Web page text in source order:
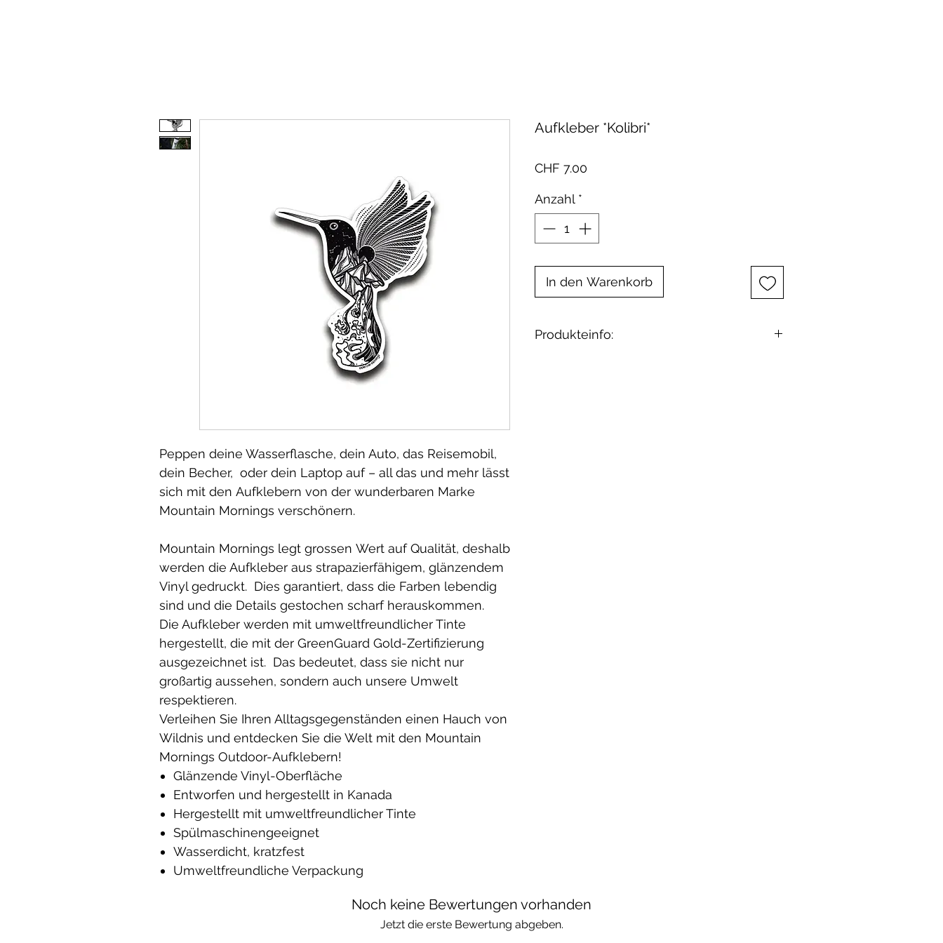
Peppen deine Wasserflasche, dein Auto, das Reisemobil,
dein Becher, oder dein Laptop auf – all das und mehr lässt
sich mit den Aufklebern von der wunderbaren Marke
Mountain Mornings verschönern.
Mountain Mornings legt grossen Wert auf Qualität, deshalb
werden die Aufkleber aus strapazierfähigem, glänzendem
Vinyl gedruckt. Dies garantiert, dass die Farben lebendig
sind und die Details gestochen scharf herauskommen.
Die Aufkleber werden mit umweltfreundlicher Tinte
hergestellt, die mit der GreenGuard Gold-Zertifizierung
ausgezeichnet ist. Das bedeutet, dass sie nicht nur
großartig aussehen, sondern auch unsere Umwelt
respektieren.
Verleihen Sie Ihren Alltagsgegenständen einen Hauch von
Wildnis und entdecken Sie die Welt mit den Mountain
Mornings Outdoor-Aufklebern!
Glänzende Vinyl-Oberfläche
Entworfen und hergestellt in Kanada
Hergestellt mit umweltfreundlicher Tinte
Spülmaschinengeeignet
Wasserdicht, kratzfest
Umweltfreundliche Verpackung
Aufkleber *Kolibri*
CHF 7.00
Anzahl *
In den Warenkorb
Produkteinfo:
Noch keine Bewertungen vorhanden
Jetzt die erste Bewertung abgeben.